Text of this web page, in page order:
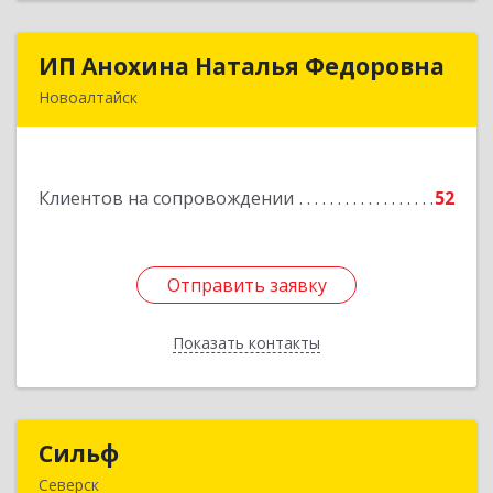
ИП Анохина Наталья Федоровна
Новоалтайск
Клиентов на сопровождении 52
Отправить заявку
Показать контакты
ИП Анохина Наталья Федоровна
Подробнее
Отправить заявку
Назад
Сильф
Северск